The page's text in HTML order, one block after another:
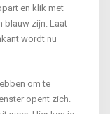
en klik met
blauw zijn. Laat
wordt nu
om te
opent zich.